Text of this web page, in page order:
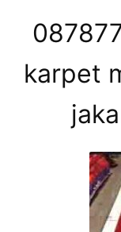
karpet